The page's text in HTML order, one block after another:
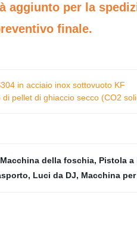
aggiunto per la
finale.
in acciaio inox sottovuoto KF
pellet di ghiaccio secco (CO2
Macchina della foschia, Pistola a
, Luci da DJ, Macchina